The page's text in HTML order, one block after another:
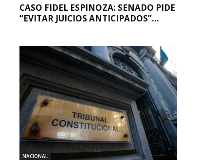
CASO FIDEL ESPINOZA: SENADO PIDE
“EVITAR JUICIOS ANTICIPADOS”...
NACIONAL